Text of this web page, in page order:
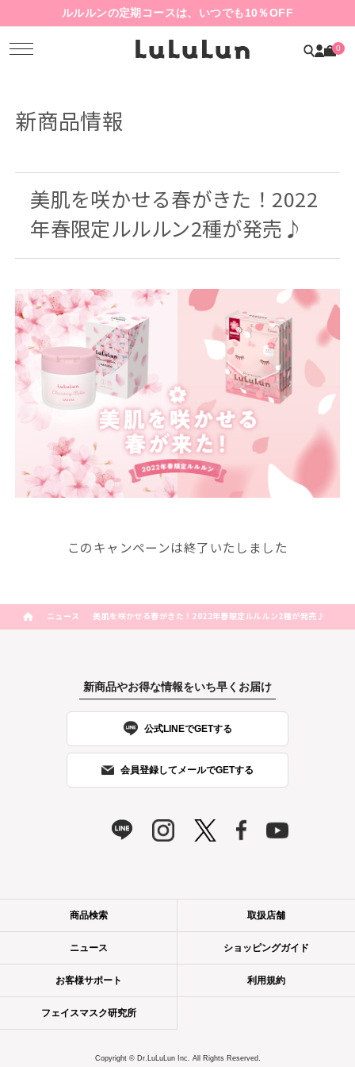
ルルルンの定期コースは、いつでも10％OFF
0
新商品情報
美肌を咲かせる春がきた！2022
年春限定ルルルン2種が発売♪
このキャンペーンは終了いたしました
ニュース 美肌を咲かせる春がきた！2022年春限定ルルルン2種が発売♪
新商品やお得な情報をいち早くお届け
公式LINEでGETする
会員登録してメールでGETする
商品検索 取扱店舗
ニュース ショッピングガイド
お客様サポート 利用規約
フェイスマスク研究所
Copyright © Dr.LuLuLun Inc. All Rights Reserved.